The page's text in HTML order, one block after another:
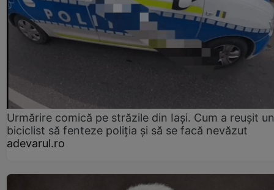
Urmărire comică pe străzile din Iași. Cum a reușit un
biciclist să fenteze poliția și să se facă nevăzut
adevarul.ro